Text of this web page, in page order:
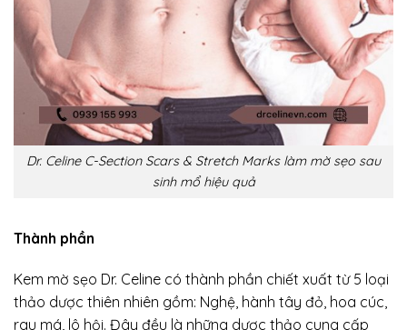
Dr. Celine C-Section Scars & Stretch Marks làm mờ sẹo sau
sinh mổ hiệu quả
Thành phần
Kem mờ sẹo Dr. Celine có thành phần chiết xuất từ 5 loại
thảo dược thiên nhiên gồm: Nghệ, hành tây đỏ, hoa cúc,
rau má, lô hội. Đây đều là những dược thảo cung cấp